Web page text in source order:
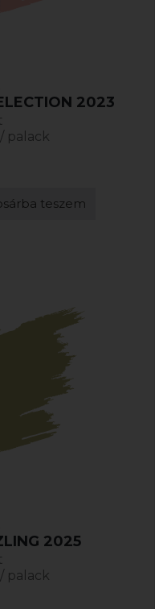
2023
palack
teszem
2025
palack